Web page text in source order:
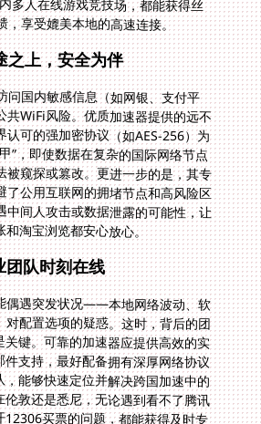
，享受媲美本地的高速连接。
之上，安全为伴
问国内敏感信息（如网银、支付平
WiFi风险。优质加速器提供的远不
可的强加密协议（如AES-256）为
”，即使数据在复杂的国际网络节点
窥探或篡改。更进一步的是，其专
公用互联网的拥堵节点和高风险区
间人攻击或数据泄露的可能性，让
和淘宝浏览都安心放心。
团队时刻在线
偶遇突发状况——本地网络波动、软
对配置选项的疑惑。这时，背后的团
关键。可靠的加速器应提供高效的实
件支持，最好配备拥有深厚网络协议
，能够快速定位并解决跨国加速中的
伦敦还是悉尼，无论遇到看不了腾讯
12306买票的问题，都能获得及时专